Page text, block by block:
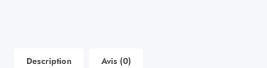
Description Avis (0)